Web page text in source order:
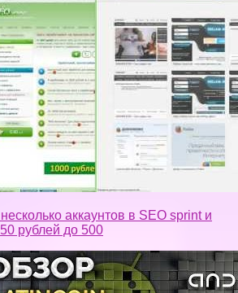
аккаунтов в SEO sprint и
рублей до 500